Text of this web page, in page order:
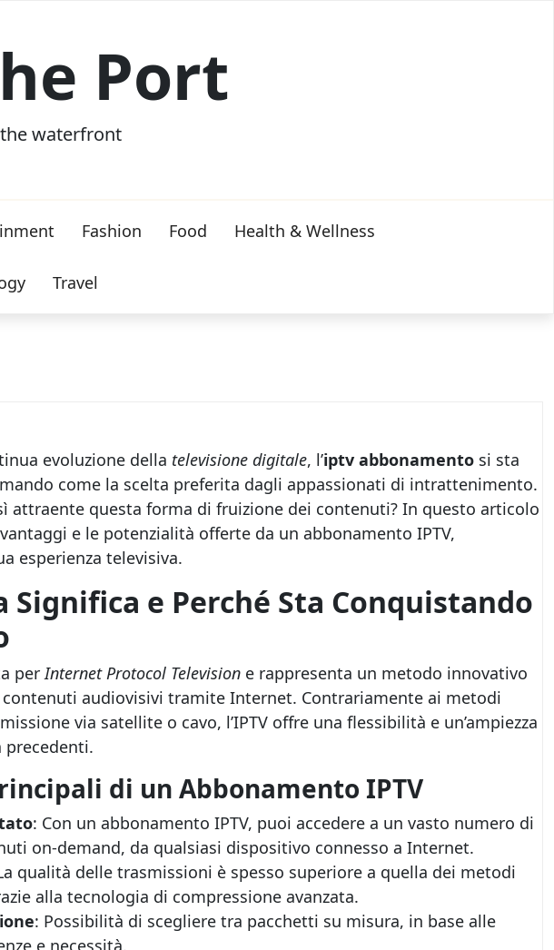
Port
waterfront
Fashion Food Health & Wellness
Travel
evoluzione della televisione digitale, l’iptv abbonamentosi sta
come la scelta preferita dagli appassionati di intrattenimento.
attraente questa forma di fruizione dei contenuti? In questo articolo
e le potenzialità offerte da un abbonamento IPTV,
esperienza televisiva.
Significa e Perché Sta Conquistando
perInternet Protocol Televisione rappresenta un metodo innovativo
audiovisivi tramite Internet. Contrariamente ai metodi
via satellite o cavo, l’IPTV offre una flessibilità e un’ampiezza
precedenti.
di un Abbonamento IPTV
: Con un abbonamento IPTV, puoi accedere a un vasto numero di
on-demand, da qualsiasi dispositivo connesso a Internet.
qualità delle trasmissioni è spesso superiore a quella dei metodi
alla tecnologia di compressione avanzata.
: Possibilità di scegliere tra pacchetti su misura, in base alle
e necessità.